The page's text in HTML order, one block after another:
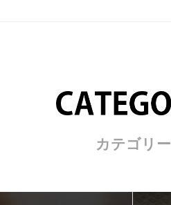
カテゴリー